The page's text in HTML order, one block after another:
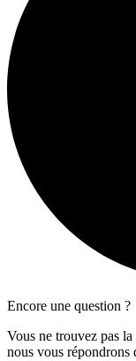
Encore une question ?
Vous ne trouvez pas
nous vous répondrons